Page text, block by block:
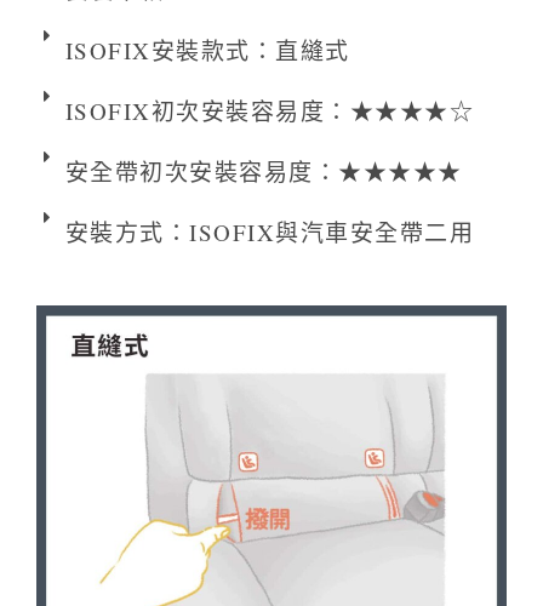
ISOFIX安裝款式：直縫式
ISOFIX初次安裝容易度：★★★★☆
安全帶初次安裝容易度：★★★★★
安裝方式：ISOFIX與汽車安全帶二用